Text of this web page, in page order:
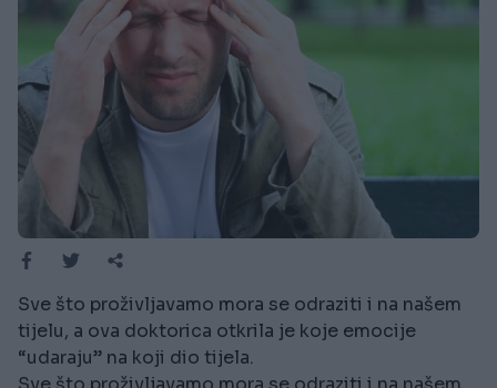
Sve što proživljavamo mora se odraziti i na našem
tijelu, a ova doktorica otkrila je koje emocije
“udaraju” na koji dio tijela.